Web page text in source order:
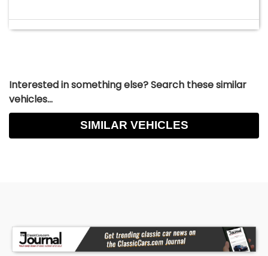
Interested in something else? Search these similar
vehicles...
SIMILAR VEHICLES